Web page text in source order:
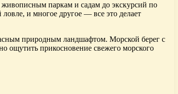
паркам и садам до экскурсий по
и многое другое — все это делает
природным ландшафтом. Морской берег с
ощутить прикосновение свежего морского